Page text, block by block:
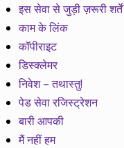
इस सेवा से जुड़ी ज़रूरी शर्तें
काम के लिंक
कॉपीराइट
डिस्क्लेमर
निवेश – तथास्तु!
पेड सेवा रजिस्ट्रेशन
बारी आपकी
मैं नहीं हम